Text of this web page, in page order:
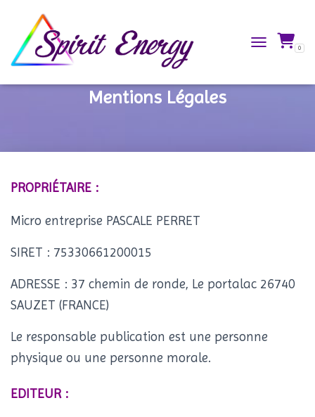
TOGGLE 0
Mentions Légales
PROPRIÉTAIRE :
Micro entreprise PASCALE PERRET
SIRET : 75330661200015
ADRESSE : 37 chemin de ronde, Le portalac 26740
SAUZET (FRANCE)
Le responsable publication est une personne
physique ou une personne morale.
EDITEUR :